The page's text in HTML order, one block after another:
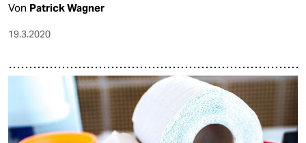
Von Patrick Wagner
19.3.2020